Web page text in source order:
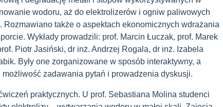
wodoru, aż do elektrolizerów i ogniw paliwowych
Rozmawiano także o aspektach ekonomicznych wdrażania
Wykłady prowadzili: prof. Marcin Łuczak, prof. Marek
Piotr Jasiński, dr inż. Andrzej Rogala, dr inż. Izabela
Były one zorganizowane w sposób interaktywny, a
zadawania pytań i prowadzenia dyskusji.
praktycznych. U prof. Sebastiana Molina studenci